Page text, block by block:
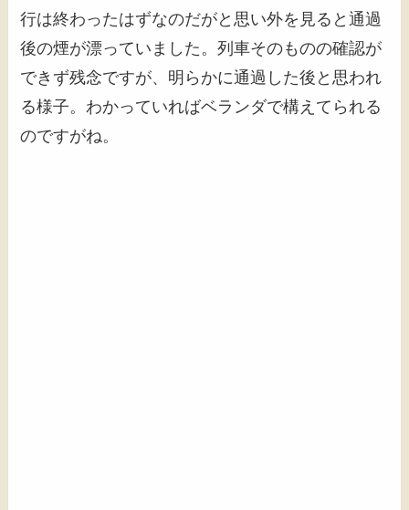
行は終わったはずなのだがと思い外を見ると通過
後の煙が漂っていました。列車そのものの確認が
できず残念ですが、明らかに通過した後と思われ
る様子。わかっていればベランダで構えてられる
のですがね。